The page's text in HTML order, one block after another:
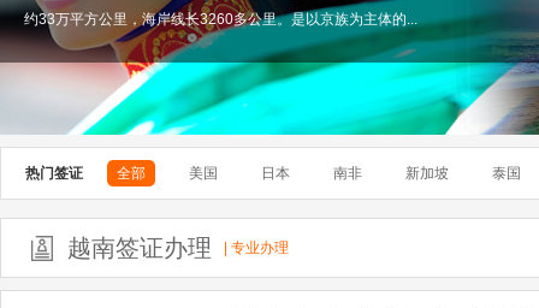
约33万平方公里，海岸线长3260多公里。是以京族为主体的...
热门签证 全部 美国 日本 南非 新加坡 泰国
欧洲 美洲 澳洲 亚洲
欧洲全部
越南签证办理 | 专业办理